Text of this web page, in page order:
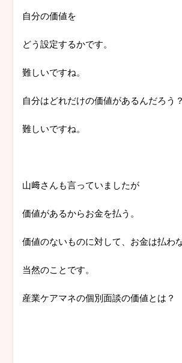
自分の価値を
どう設定するかです。
難しいですね。
自分はどれだけの価値があるんだろう
難しいですね。
山﨑さんも言っていましたが
価値があるからお金を払う。
価値のないものに対して、お金は払わな
当然のことです。
産業ケアマネの個別面談の価値とは？